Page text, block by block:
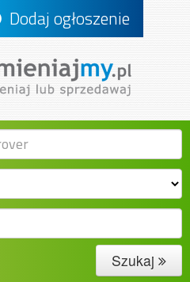
Dodaj ogłoszenie
Szukaj